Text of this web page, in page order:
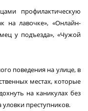
профилактическую
на лавочке», «Онлайн-
у подъезда», «Чужой
поведения на улице, в
местах, которые
на каникулах без
преступников.